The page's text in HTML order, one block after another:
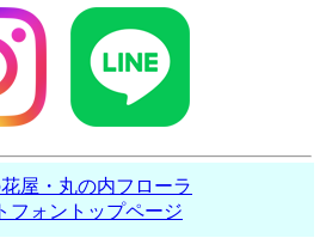
屋・丸の内フローラ
フォントップページ